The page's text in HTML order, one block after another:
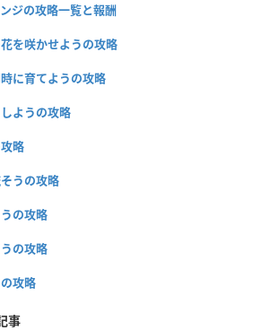
ジの攻略一覧と報酬
を咲かせようの攻略
に育てようの攻略
ようの攻略
略
うの攻略
の攻略
の攻略
攻略
事